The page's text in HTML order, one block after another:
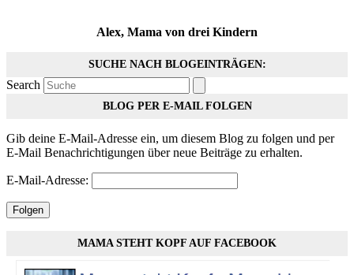
Alex, Mama von drei Kindern
SUCHE NACH BLOGEINTRÄGEN:
Search
BLOG PER E-MAIL FOLGEN
Gib deine E-Mail-Adresse ein, um diesem Blog zu folgen und per
E-Mail Benachrichtigungen über neue Beiträge zu erhalten.
E-Mail-Adresse:
Folgen
MAMA STEHT KOPF AUF FACEBOOK